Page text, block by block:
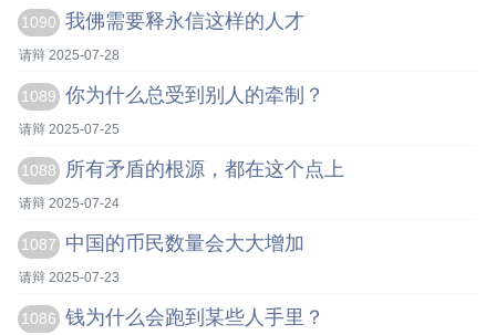
1090 我佛需要释永信这样的人才
请辩 2025-07-28
1089 你为什么总受到别人的牵制？
请辩 2025-07-25
1088 所有矛盾的根源，都在这个点上
请辩 2025-07-24
1087 中国的币民数量会大大增加
请辩 2025-07-23
1086 钱为什么会跑到某些人手里？